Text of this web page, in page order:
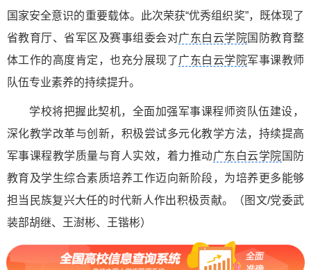
国家安全意识的重要载体。此次荣获“优秀组织奖”，既体现了
省教育厅、省军区及赛事组委会对广东白云学院国防教育整
体工作的高度肯定，也充分展现了广东白云学院军事课教师
队伍专业素养的持续提升。
学校将把握此契机，全面加强军事课程师资队伍建设，
深化教学改革与创新，积极尝试多元化教学方法，持续提高
军事课程教学质量与育人实效，着力推动广东白云学院 国防
教育及学生综合素质培养工作迈向新阶段，为培养更多能够
担当民族复兴大任的时代新人作出积极贡献。（图文/党委武
装部胡继、王澍彬、王锴彬）